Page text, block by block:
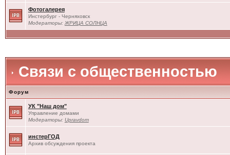
Фотогалерея
Инстербург - Черняховск
Модераторы: ЖРИЦА СОЛНЦА
Связи с общественностью
Форум
УК "Наш дом"
Управление домами
Модераторы: Upravdom
инстерГОД
Архив обсуждения проекта